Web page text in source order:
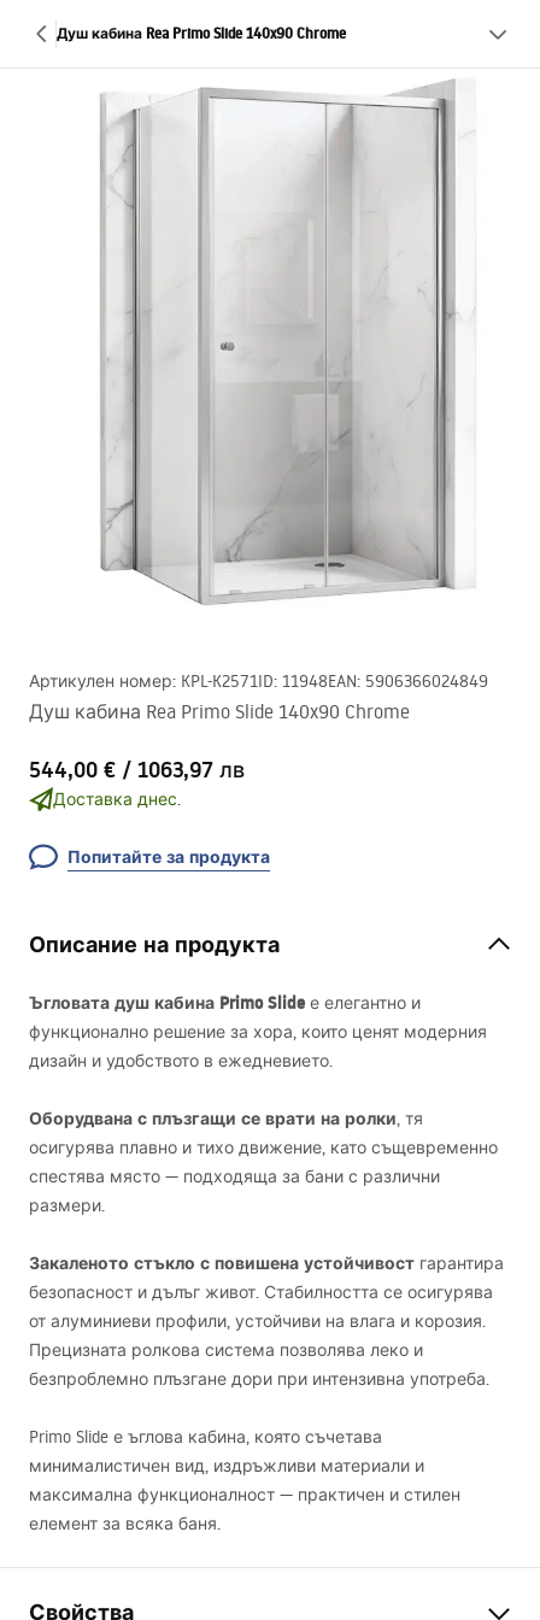
Душ кабина Rea Primo Slide 140x90 Chrome
Артикулен номер: KPL-K2571ID: 11948EAN: 5906366024849
Душ кабина Rea Primo Slide 140x90 Chrome
544,00 € / 1063,97 лв
Доставка днес.
Попитайте за продукта
Описание на продукта
Ъгловата душ кабина Primo Slide е елегантно и
функционално решение за хора, които ценят модерния
дизайн и удобството в ежедневието.
Оборудвана с плъзгащи се врати на ролки, тя
осигурява плавно и тихо движение, като същевременно
спестява място — подходяща за бани с различни
размери.
Закаленото стъкло с повишена устойчивост гарантира
безопасност и дълъг живот. Стабилността се осигурява
от алуминиеви профили, устойчиви на влага и корозия.
Прецизната ролкова система позволява леко и
безпроблемно плъзгане дори при интензивна употреба.
Primo Slide е ъглова кабина, която съчетава
минималистичен вид, издръжливи материали и
максимална функционалност — практичен и стилен
елемент за всяка баня.
Свойства